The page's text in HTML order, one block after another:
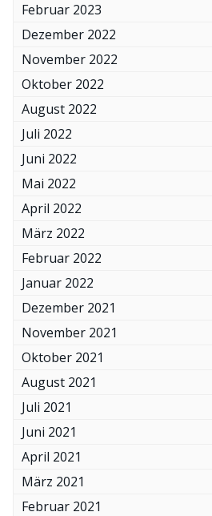
Februar 2023
Dezember 2022
November 2022
Oktober 2022
August 2022
Juli 2022
Juni 2022
Mai 2022
April 2022
März 2022
Februar 2022
Januar 2022
Dezember 2021
November 2021
Oktober 2021
August 2021
Juli 2021
Juni 2021
April 2021
März 2021
Februar 2021